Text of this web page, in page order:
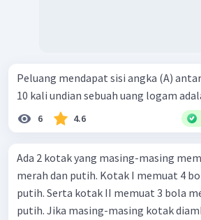
Peluang mendapat sisi angka (A)
10 kali undian sebuah uang logam
6 4.6
Ada 2 kotak yang masing-masing
merah dan putih. Kotak I memuat 4
putih. Serta kotak II memuat 3 bola
putih. Jika masing-masing kotak